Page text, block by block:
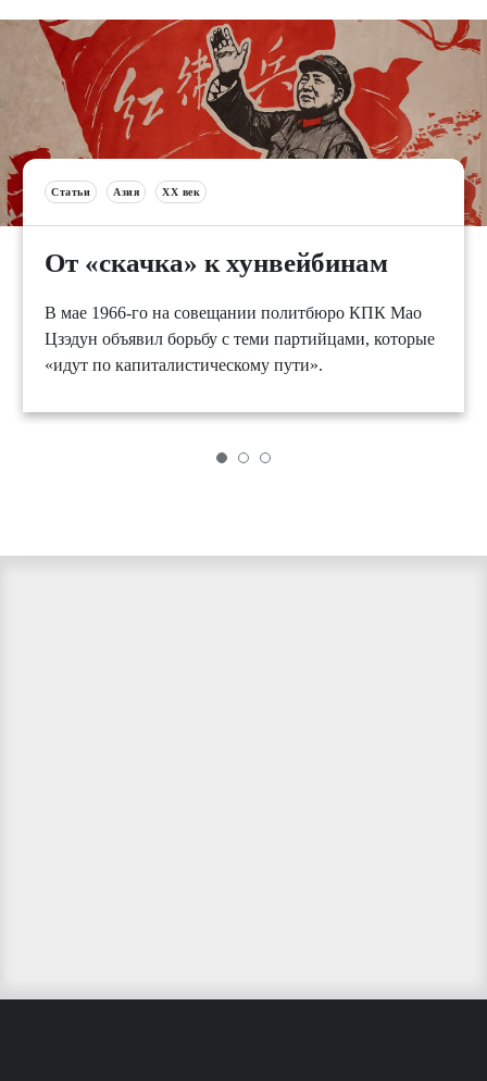
Статьи Азия XX век
От «скачка» к хунвейбинам
В мае 1966-го на совещании политбюро КПК Мао
Цзэдун объявил борьбу с теми партийцами, которые
«идут по капиталистическому пути».